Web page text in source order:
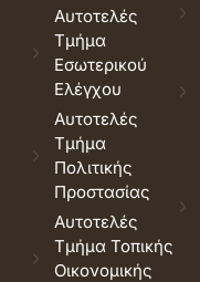
Αυτοτελές
Τμήμα
Εσωτερικού
Ελέγχου
Αυτοτελές
Τμήμα
Πολιτικής
Προστασίας
Αυτοτελές
Τμήμα Τοπικής
Οικονομικής